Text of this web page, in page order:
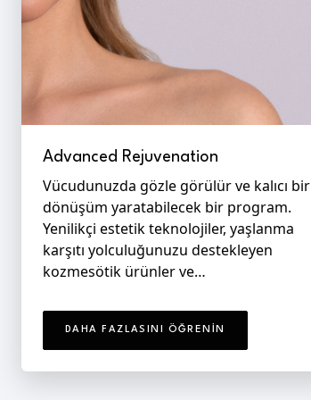
Advanced Rejuvenation
Vücudunuzda gözle görülür ve kalıcı bir
dönüşüm yaratabilecek bir program.
Yenilikçi estetik teknolojiler, yaşlanma
karşıtı yolculuğunuzu destekleyen
kozmesötik ürünler ve…
DAHA FAZLASINI ÖĞRENIN